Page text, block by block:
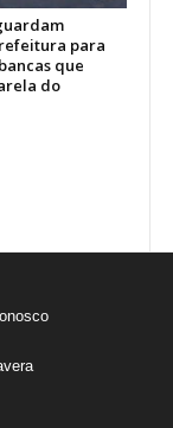
para
que
do